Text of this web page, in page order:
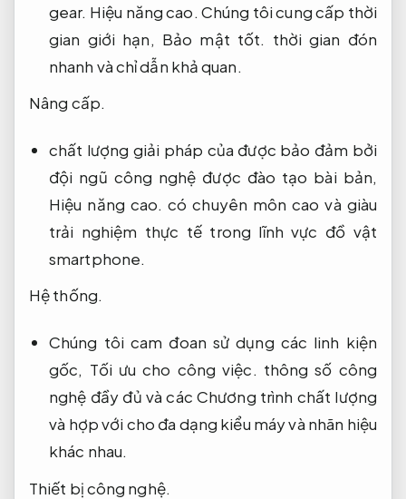
gear. Hiệu năng cao. Chúng tôi cung cấp thời
gian giới hạn, Bảo mật tốt. thời gian đón
nhanh và chỉ dẫn khả quan.
Nâng cấp.
chất lượng giải pháp của được bảo đảm bởi
đội ngũ công nghệ được đào tạo bài bản,
Hiệu năng cao. có chuyên môn cao và giàu
trải nghiệm thực tế trong lĩnh vực đồ vật
smartphone.
Hệ thống.
Chúng tôi cam đoan sử dụng các linh kiện
gốc, Tối ưu cho công việc. thông số công
nghệ đầy đủ và các Chương trình chất lượng
và hợp với cho đa dạng kiểu máy và nhãn hiệu
khác nhau.
Thiết bị công nghệ.